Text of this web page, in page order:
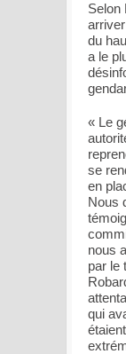
Selon
du
a le
« Le
se
en
Nous
nous
par le
qui